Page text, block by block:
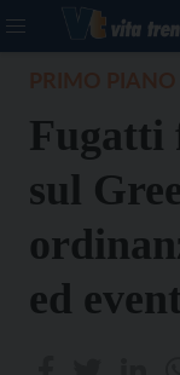
Fugatti
sul
ed